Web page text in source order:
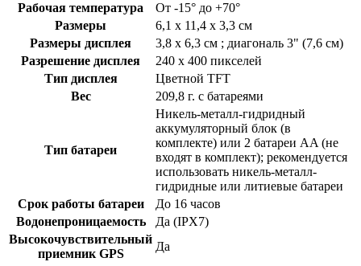
Рабочая температура
От -15° до +70°
Размеры
6,1 х 11,4 х 3,3 см
Размеры дисплея
3,8 х 6,3 см ; диагональ 3" (7,6 см)
Разрешение дисплея
240 x 400 пикселей
Тип дисплея
Цветной TFT
Вес
209,8 г. с батареями
Тип батареи
Никель-металл-гидридный
аккумуляторный блок (в
комплекте) или 2 батареи AA (не
входят в комплект); рекомендуется
использовать никель-металл-
гидридные или литиевые батареи
Срок работы батареи
До 16 часов
Водонепроницаемость
Да (IPX7)
Высокочувствительный
приемник GPS
Да